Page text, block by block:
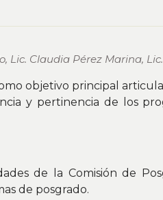
Lic. Claudia Pérez Marina,
objetivo principal
y pertinencia de los
de la Comisión de
de posgrado.